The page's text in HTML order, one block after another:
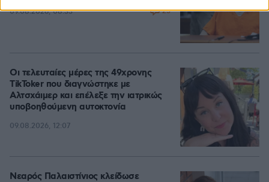
09.08.2026, 08:33 25
Οι τελευταίες μέρες της 49χρονης
TikToker που διαγνώστηκε με
Αλτσχάιμερ και επέλεξε την ιατρικώς
υποβοηθούμενη αυτοκτονία
09.08.2026, 12:07
Νεαρός Παλαιστίνιος κλείδωσε